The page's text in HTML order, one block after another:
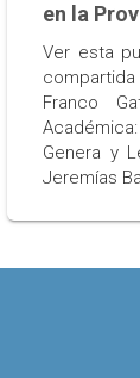
en la
Ver esta
Franco
Genera y
Jeremías